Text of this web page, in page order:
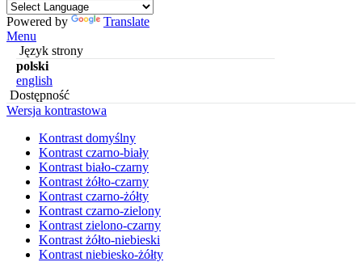
Powered by
Translate
Menu
Język strony
polski
english
Dostępność
Wersja kontrastowa
Kontrast domyślny
Kontrast czarno-biały
Kontrast biało-czarny
Kontrast żółto-czarny
Kontrast czarno-żółty
Kontrast czarno-zielony
Kontrast zielono-czarny
Kontrast żółto-niebieski
Kontrast niebiesko-żółty